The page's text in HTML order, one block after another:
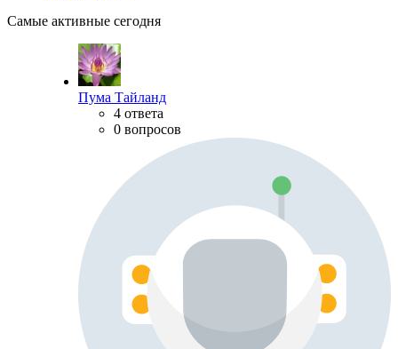
Самые активные сегодня
Пума Тайланд
4 ответа
0 вопросов